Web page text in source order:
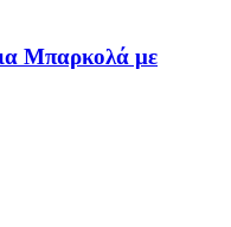
Μπαρκολά με